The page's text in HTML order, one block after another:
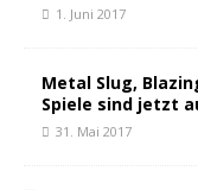
1. Juni 2017
Metal Slug,
Spiele sind jetzt
31. Mai 2017